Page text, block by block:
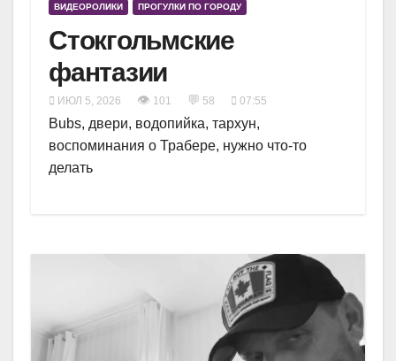
ВИДЕОРОЛИКИ ПРОГУЛКИ ПО ГОРОДУ
Стокгольмские
фантазии
ИЮЛ 5, 2026 👁 101 💬 58 07:55
Bubs, двери, водопийка, тархун,
воспоминания о Трабере, нужно что-то
делать